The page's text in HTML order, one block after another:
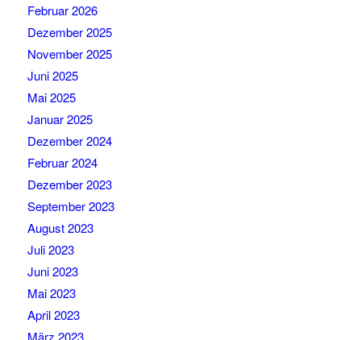
Februar 2026
Dezember 2025
November 2025
Juni 2025
Mai 2025
Januar 2025
Dezember 2024
Februar 2024
Dezember 2023
September 2023
August 2023
Juli 2023
Juni 2023
Mai 2023
April 2023
März 2023